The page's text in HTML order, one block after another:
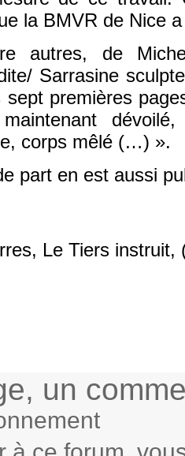
la BMVR de Nice
autres, de
Sarrasine
sept premières
corps mêlé (…) ».
part en est aussi
Le Tiers
un